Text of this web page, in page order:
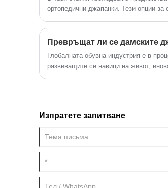
са универсално решение.
ортопедични джапанки. Тези опции за
търсят облекчение от проблеми,
дизайна и функционалността, ние
помогнат за облекчаване на болката
Глобалната обувна индустрия е в
развиващите се навици на живот,
Изпратете запитване